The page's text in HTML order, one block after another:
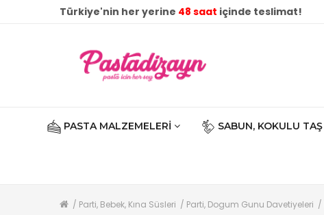
Türkiye'nin her yerine 48 saat içinde teslimat!
PASTA MALZEMELERI SABUN, KOKULU TAŞ
Parti, Bebek, Kına Süsleri Parti, Dogum Gunu Davetiyeleri